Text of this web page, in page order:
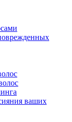
ваших